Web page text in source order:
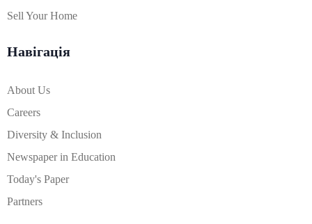
Sell Your Home
Навігація
About Us
Careers
Diversity & Inclusion
Newspaper in Education
Today's Paper
Partners